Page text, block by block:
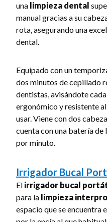
una limpieza dental
manual gracias a su
rota, asegurando una
dental.
Equipado con un
dos minutos de cepillado
dentistas, avisándote
ergonómico y resistente
usar. Viene con dos
cuenta con una batería
por minuto.
Irrigador Bucal
El irrigador bucal
para la limpieza
espacio que se encuentra